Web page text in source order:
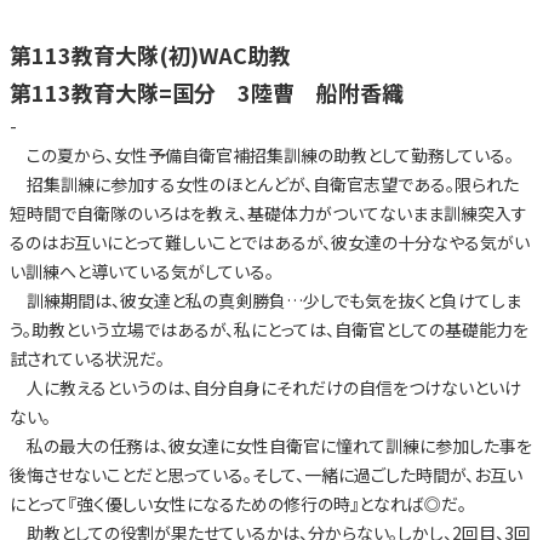
第113教育大隊(初)WAC助教
第113教育大隊=国分 3陸曹 船附香織
-
この夏から、女性予備自衛官補招集訓練の助教として勤務している。
招集訓練に参加する女性のほとんどが、自衛官志望である。限られた
短時間で自衛隊のいろはを教え、基礎体力がついてないまま訓練突入す
るのはお互いにとって難しいことではあるが、彼女達の十分なやる気がい
い訓練へと導いている気がしている。
訓練期間は、彼女達と私の真剣勝負…少しでも気を抜くと負けてしま
う。助教という立場ではあるが、私にとっては、自衛官としての基礎能力を
試されている状況だ。
人に教えるというのは、自分自身にそれだけの自信をつけないといけ
ない。
私の最大の任務は、彼女達に女性自衛官に憧れて訓練に参加した事を
後悔させないことだと思っている。そして、一緒に過ごした時間が、お互い
にとって『強く優しい女性になるための修行の時』となれば◎だ。
助教としての役割が果たせているかは、分からない。しかし、2回目、3回